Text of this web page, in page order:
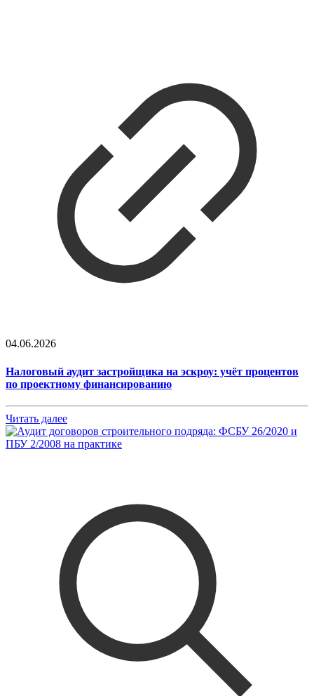
04.06.2026
Налоговый аудит застройщика на эскроу: учёт процентов
по проектному финансированию
Читать далее